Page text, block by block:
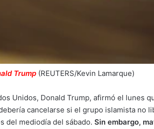
Trump (REUTERS/Kevin Lamarque)
Unidos, Donald Trump, afirmó el lunes
cancelarse si el grupo islamista no
del mediodía del sábado. Sin embargo,